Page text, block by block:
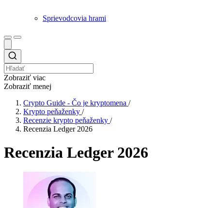
Sprievodcovia hrami
Zobraziť viac
Zobraziť menej
Crypto Guide - Čo je kryptomena /
Krypto peňaženky /
Recenzie krypto peňaženky /
Recenzia Ledger 2026
Recenzia Ledger 2026